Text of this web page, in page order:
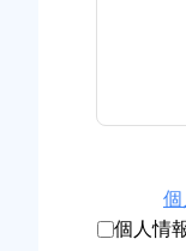
個
個人情